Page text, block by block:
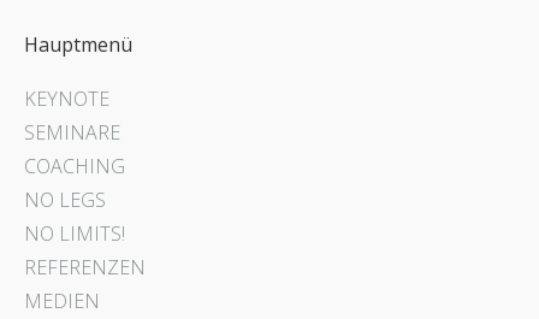
Hauptmenü
KEYNOTE
SEMINARE
COACHING
NO LEGS
NO LIMITS!
REFERENZEN
MEDIEN